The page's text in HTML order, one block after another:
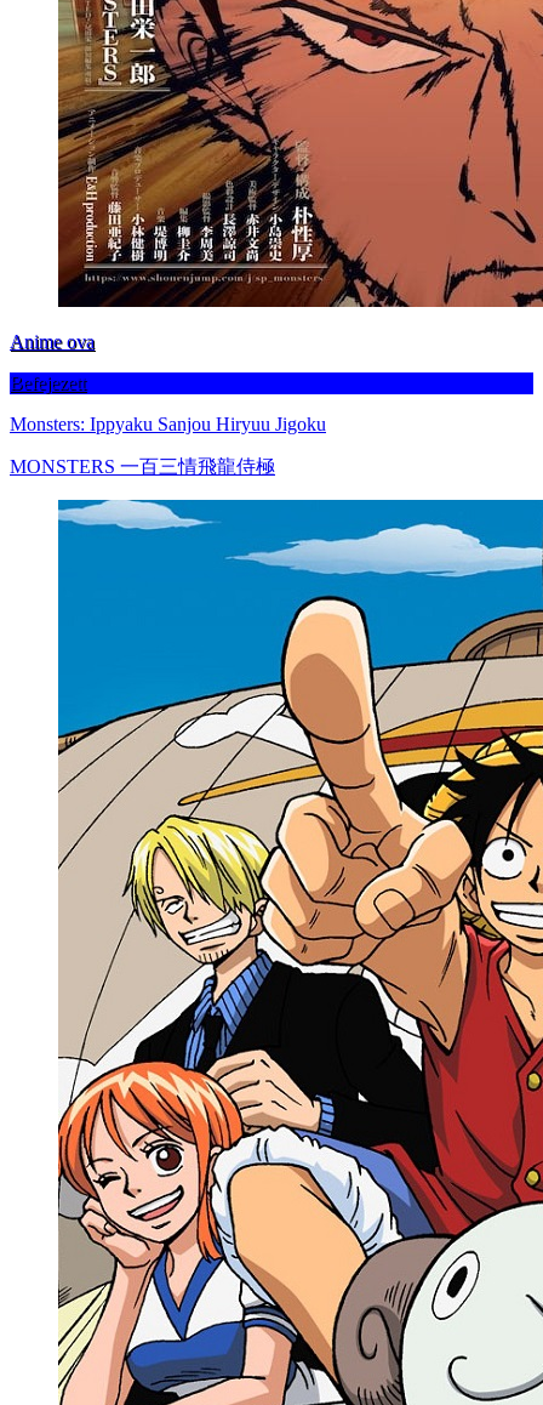
Anime ova
Befejezett
Monsters: Ippyaku Sanjou Hiryuu Jigoku
MONSTERS 一百三情飛龍侍極